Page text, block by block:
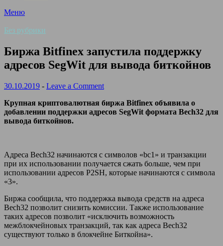
Меню
Без рубрики
Биржа Bitfinex запустила поддержку
адресов SegWit для вывода биткойнов
30.10.2019 - Leave a Comment
Крупная криптовалютная биржа Bitfinex объявила о
добавлении поддержки адресов SegWit формата Bech32 для
вывода биткойнов.
Адреса Bech32 начинаются с символов «bс1» и транзакции
при их использовании получается сжать больше, чем при
использовании адресов P2SH, которые начинаются с символа
«3».
Биржа сообщила, что поддержка вывода средств на адреса
Bech32 позволит снизить комиссии. Также использование
таких адресов позволит «исключить возможность
межблокчейновых транзакций, так как адреса Bech32
существуют только в блокчейне Биткойна».